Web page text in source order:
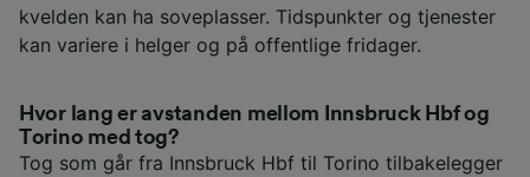
kvelden kan ha soveplasser. Tidspunkter og tjenester
kan variere i helger og på offentlige fridager.
Hvor lang er avstanden mellom Innsbruck Hbf og
Torino med tog?
Tog som går fra Innsbruck Hbf til Torino tilbakelegger